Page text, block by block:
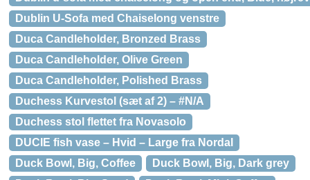
Dublin U-Sofa med Chaiselong venstre
Duca Candleholder, Bronzed Brass
Duca Candleholder, Olive Green
Duca Candleholder, Polished Brass
Duchess Kurvestol (sæt af 2) – #N/A
Duchess stol flettet fra Novasolo
DUCIE fish vase – Hvid – Large fra Nordal
Duck Bowl, Big, Coffee
Duck Bowl, Big, Dark grey